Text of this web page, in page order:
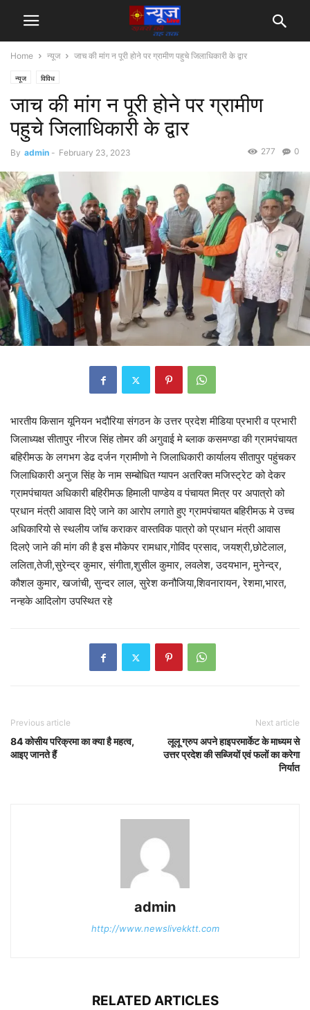
Home न्यूज जाच की मांग न पूरी होने पर ग्रामीण पहुचे जिलाधिकारी के द्वार
न्यूज विविध
जाच की मांग न पूरी होने पर ग्रामीण
पहुचे जिलाधिकारी के द्वार
By admin - February 23, 2023 0
277
भारतीय किसान यूनियन भदौरिया संगठन के उत्तर प्रदेश मीडिया प्रभारी व प्रभारी
जिलाध्यक्ष सीतापुर नीरज सिंह तोमर की अगुवाई मे ब्लाक कसमण्डा की ग्रामपंचायत
बहिरीमऊ के लगभग डेढ दर्जन ग्रामीणो ने जिलाधिकारी कार्यालय सीतापुर पहुंचकर
जिलाधिकारी अनुज सिंह के नाम सम्बोधित ग्यापन अतरिक्त मजिस्ट्रेट को देकर
ग्रामपंचायत अधिकारी बहिरीमऊ हिमाली पाण्डेय व पंचायत मित्र पर अपात्रो को
प्रधान मंत्री आवास दिऐ जाने का आरोप लगाते हुए ग्रामपंचायत बहिरीमऊ मे उच्च
अधिकारियो से स्थलीय जाॅच कराकर वास्तविक पात्रो को प्रधान मंत्री आवास
दिलऐ जाने की मांग की है इस मौकेपर रामधार,गोविंद प्रसाद, जयश्री,छोटेलाल,
ललिता,तेजी,सुरेन्द्र कुमार, संगीता,शुसील कुमार, लवलेश, उदयभान, मुनेन्द्र,
कौशल कुमार, खजांची, सुन्दर लाल, सुरेश कनौजिया,शिवनारायन, रेशमा,भारत,
नन्हके आदिलोग उपस्थित रहे
Previous article
84 कोसीय परिक्रमा का क्या है महत्व,
आइए जानते हैं
Next article
लूलू ग्रुप अपने हाइपरमार्केट के माध्यम से
उत्तर प्रदेश की सब्जियों एवं फलों का करेगा
निर्यात
admin
http://www.newslivekktt.com
RELATED ARTICLES